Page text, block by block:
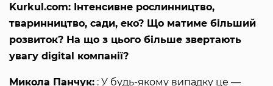
Kurkul.com: Інтенсивне рослинництво,
тваринництво, сади, еко? Що матиме більший
розвиток? На що з цього більше звертають
увагу digital компанії?
Микола Панчук: : У будь-якому випадку це —